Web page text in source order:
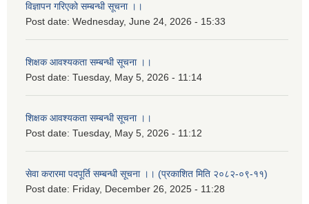
विज्ञापन गरिएको सम्बन्धी सूचना ।।
Post date: Wednesday, June 24, 2026 - 15:33
शिक्षक आवश्यकता सम्बन्धी सूचना ।।
Post date: Tuesday, May 5, 2026 - 11:14
शिक्षक आवश्यकता सम्बन्धी सूचना ।।
Post date: Tuesday, May 5, 2026 - 11:12
सेवा करारमा पदपूर्ति सम्बन्धी सूचना ।। (प्रकाशित मिति २०८२-०९-११)
Post date: Friday, December 26, 2025 - 11:28